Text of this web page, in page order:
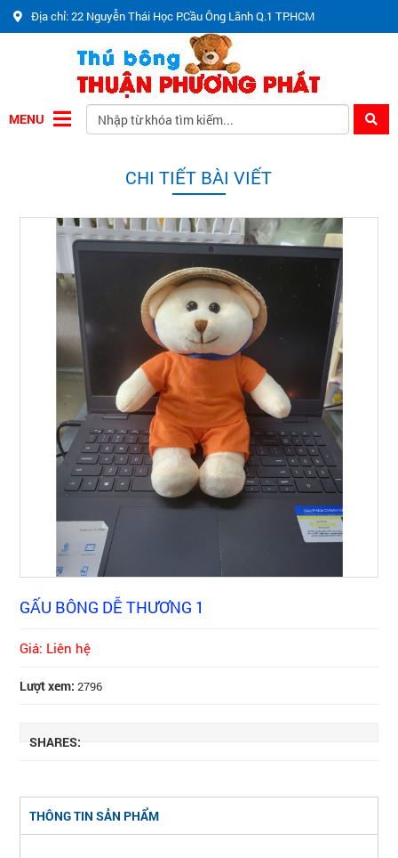
Địa chỉ: 22 Nguyễn Thái Học P.Cầu Ông Lãnh Q.1 TP.HCM
MENU
CHI TIẾT BÀI VIẾT
GẤU BÔNG DỄ THƯƠNG 1
Giá: Liên hệ
Lượt xem: 2796
SHARES:
THÔNG TIN SẢN PHẨM